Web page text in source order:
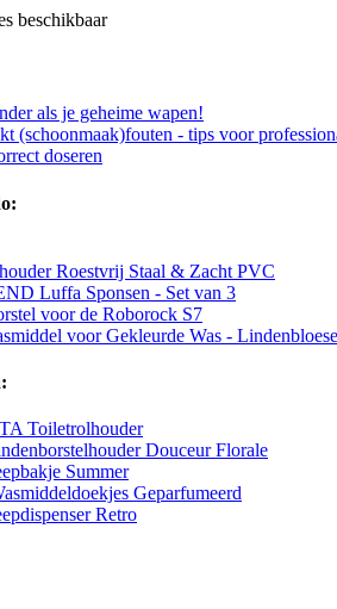
beschikbaar
als je geheime wapen!
(schoonmaak)fouten - tips voor
doseren
Roestvrij Staal & Zacht PVC
Luffa Sponsen - Set van 3
voor de Roborock S7
voor Gekleurde Was -
Toiletrolhouder
Douceur Florale
Summer
Geparfumeerd
Retro